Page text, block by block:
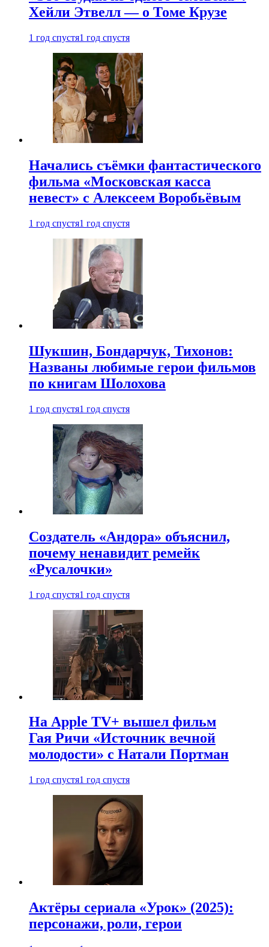
Хейли Этвелл — о Томе Крузе
1 год спустя1 год спустя
Начались съёмки фантастического
фильма «Московская касса
невест» с Алексеем Воробьёвым
1 год спустя1 год спустя
Шукшин, Бондарчук, Тихонов:
Названы любимые герои фильмов
по книгам Шолохова
1 год спустя1 год спустя
Создатель «Андора» объяснил,
почему ненавидит ремейк
«Русалочки»
1 год спустя1 год спустя
На Apple TV+ вышел фильм
Гая Ричи «Источник вечной
молодости» с Натали Портман
1 год спустя1 год спустя
Актёры сериала «Урок» (2025):
персонажи, роли, герои